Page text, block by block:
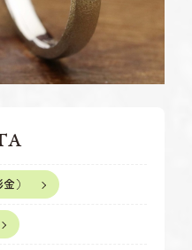
請求
）
74-8033
日
日
455-2177